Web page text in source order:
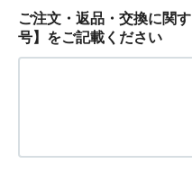
ご注文・返品・交換に関
号】をご記載ください